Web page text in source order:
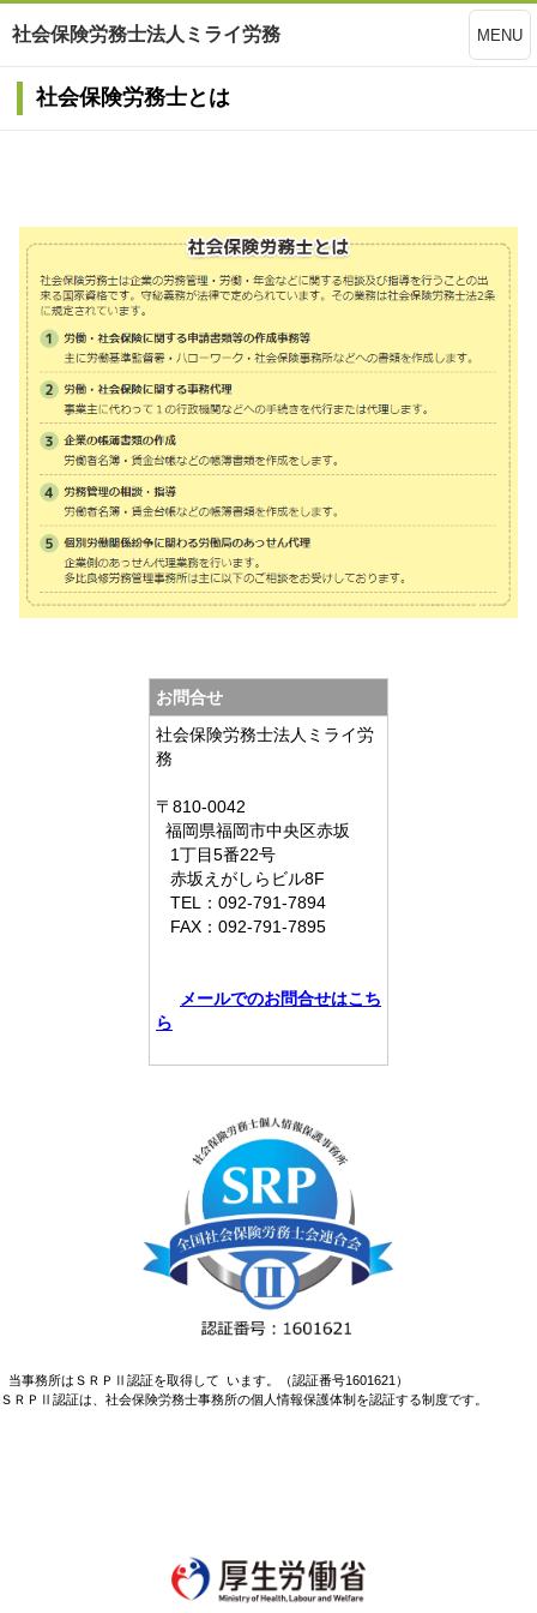
社会保険労務士法人ミライ労務 MENU
社会保険労務士とは
お問合せ
社会保険労務士法人ミライ労
務
〒810-0042
福岡県福岡市中央区赤坂
1丁目5番22号
赤坂えがしらビル8F
TEL： 092-791-7894
FAX： 092-791-7895
メールでのお問合せはこち
ら
当事務所はＳＲＰⅡ認証を取得して います。（認証番号1601621）
ＳＲＰⅡ認証は、社会保険労務士事務所の個人情報保護体制を認証する制度です。